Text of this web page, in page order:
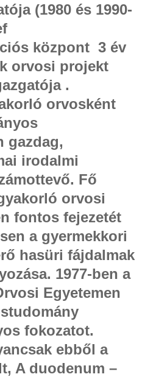
(1980 és 1990-
központ 3 év
orvosi projekt
.
orvosként
gazdag,
irodalmi
Fő
orvosi
fontos fejezetét
a gyermekkori
hasüri fájdalmak
1977-ben a
Egyetemen
fokozatot.
ebből a
A duodenum –